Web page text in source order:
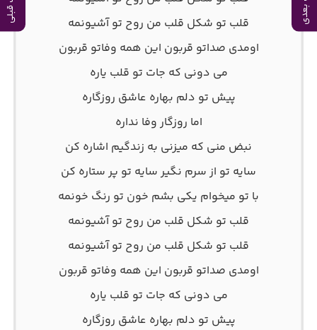
قلب تو شکل قلب من روح تو آشیونمه
اومدی صداتو قربون این همه وفاتو قربون
می دونی که جات تو قلب یاره
پیش تو دلم بهاره عاشق روزگاره
اما روزگار وفا نداره
نبض منی که میزنی به زندگیم اشاره کن
سایه تو از سرم نگیر سایه تو پر ستاره کن
با تو میخوام یکی بشم خون تو رنگ خونمه
قلب تو شکل قلب من روح تو آشیونمه
قلب تو شکل قلب من روح تو آشیونمه
اومدی صداتو قربون این همه وفاتو قربون
می دونی که جات تو قلب یاره
پیش تو دلم بهاره عاشق روزگاره